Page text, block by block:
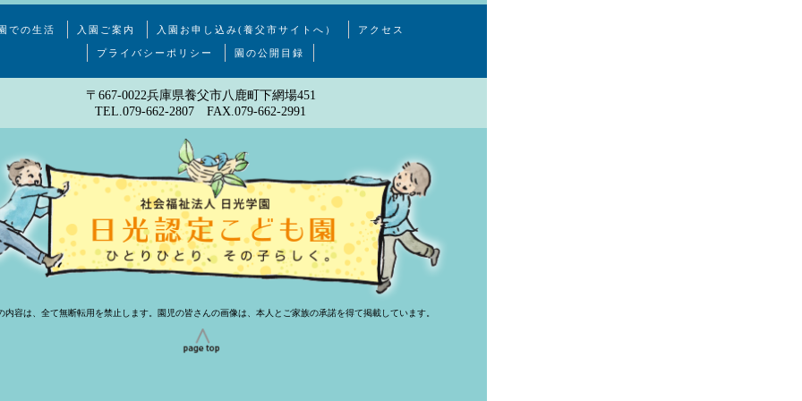
での生活 入園ご案内 入園お申し込み(養父市サイトへ） アクセス
プライバシーポリシー 園の公開目録
〒667-0022兵庫県養父市八鹿町下網場451
TEL.079-662-2807 FAX.079-662-2991
内容は、全て無断転用を禁止します。園児の皆さんの画像は、本人とご家族の承諾を得て掲載しています。